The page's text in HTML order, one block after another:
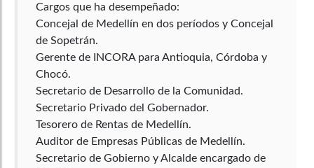
Cargos que ha desempeñado:
Concejal de Medellín en dos períodos y Concejal
de Sopetrán.
Gerente de INCORA para Antioquia, Córdoba y
Chocó.
Secretario de Desarrollo de la Comunidad.
Secretario Privado del Gobernador.
Tesorero de Rentas de Medellín.
Auditor de Empresas Públicas de Medellín.
Secretario de Gobierno y Alcalde encargado de